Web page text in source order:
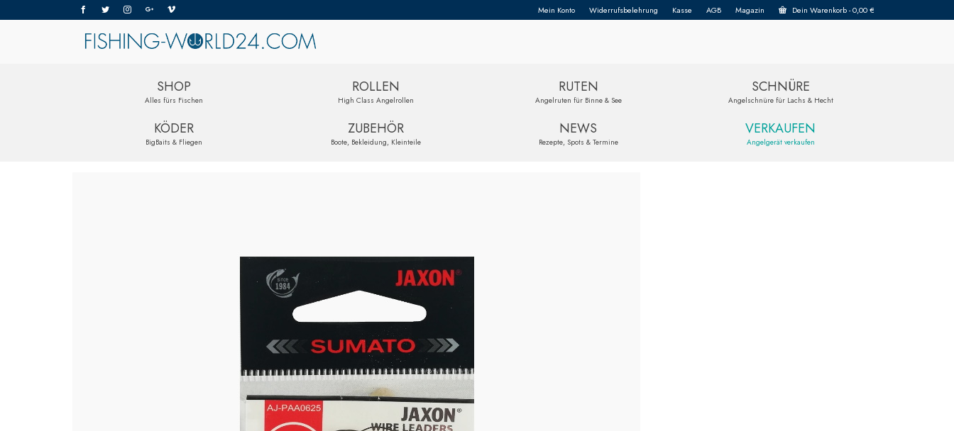
Mein Konto Widerrufsbelehrung Kasse AGB Magazin Dein Warenkorb-0,00€
SHOP
Alles fürs Fischen
ROLLEN
High Class Angelrollen
RUTEN
Angelruten für Binne & See
SCHNÜRE
Angelschnüre für Lachs & Hecht
KÖDER
BigBaits & Fliegen
ZUBEHÖR
Boote, Bekleidung, Kleinteile
NEWS
Rezepte, Spots & Termine
VERKAUFEN
Angelgerät verkaufen